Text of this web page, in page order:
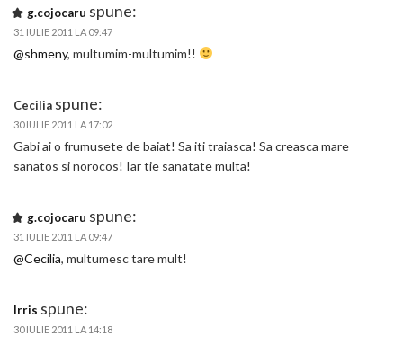
g.cojocaru spune:
31 IULIE 2011 LA 09:47
@shmeny, multumim-multumim!!
Cecilia spune:
30 IULIE 2011 LA 17:02
Gabi ai o frumusete de baiat! Sa iti traiasca! Sa creasca mare
sanatos si norocos! Iar tie sanatate multa!
g.cojocaru spune:
31 IULIE 2011 LA 09:47
@Cecilia, multumesc tare mult!
Irris spune:
30 IULIE 2011 LA 14:18